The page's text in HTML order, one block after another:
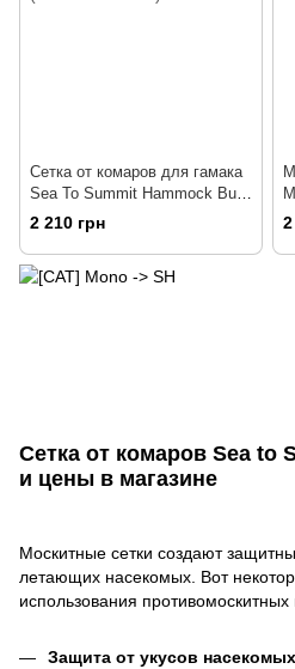
Сетка от комаров для гамака
Sea To Summit Hammock Bug
Net Grey (STS AHAMBUG)
2 210 грн
Сетка от комаров Sea to
и цены в магазине
Москитные сетки создают
летающих насекомых. Вот
использования
Защита от укусов